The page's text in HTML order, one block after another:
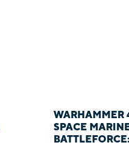
WARHAMMER
SPACE